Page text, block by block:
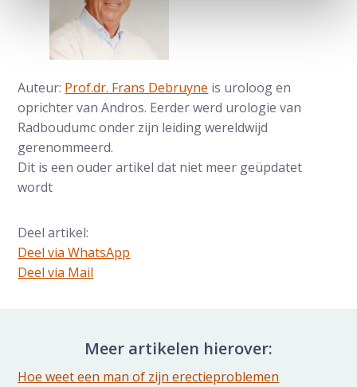
Auteur: Prof.dr. Frans Debruyne is uroloog en
oprichter van Andros. Eerder werd urologie van
Radboudumc onder zijn leiding wereldwijd
gerenommeerd.
Dit is een ouder artikel dat niet meer geüpdatet
wordt
Deel artikel:
Deel via WhatsApp
Deel dit via Whatsapp
Deel via Mail
Meer artikelen hierover:
Hoe weet een man of zijn erectieproblemen